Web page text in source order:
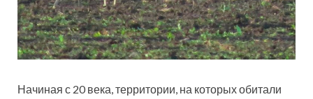
Начиная с 20 века, территории, на которых обитали